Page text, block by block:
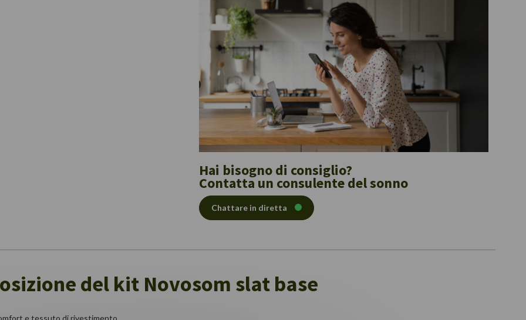
Hai bisogno di consiglio?
Contatta un consulente del sonno
Chattare in diretta
del kit Novosom slat base
e tessuto di rivestimento